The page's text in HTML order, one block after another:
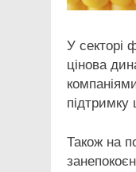
У секторі
цінова
підтримку
Також на